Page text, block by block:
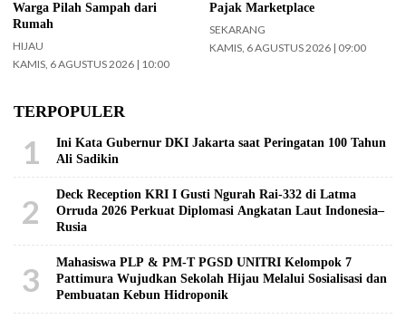
Warga Pilah Sampah dari
Rumah
HIJAU
KAMIS, 6 AGUSTUS 2026 | 10:00
Pajak Marketplace
SEKARANG
KAMIS, 6 AGUSTUS 2026 | 09:00
TERPOPULER
1
Ini Kata Gubernur DKI Jakarta saat Peringatan 100 Tahun
Ali Sadikin
2
Deck Reception KRI I Gusti Ngurah Rai-332 di Latma
Orruda 2026 Perkuat Diplomasi Angkatan Laut Indonesia–
Rusia
3
Mahasiswa PLP & PM-T PGSD UNITRI Kelompok 7
Pattimura Wujudkan Sekolah Hijau Melalui Sosialisasi dan
Pembuatan Kebun Hidroponik